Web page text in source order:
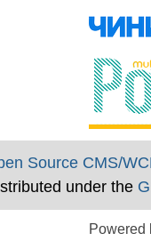
Source CMS/
under the
Powered